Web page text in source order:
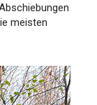
meisten